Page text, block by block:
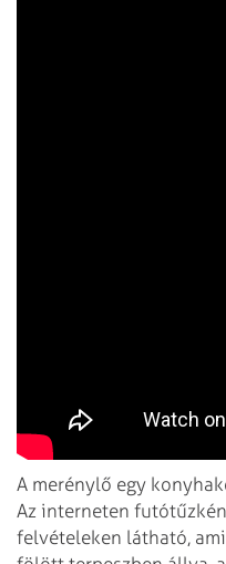
A merénylő egy
Az interneten
felvételeken látható,